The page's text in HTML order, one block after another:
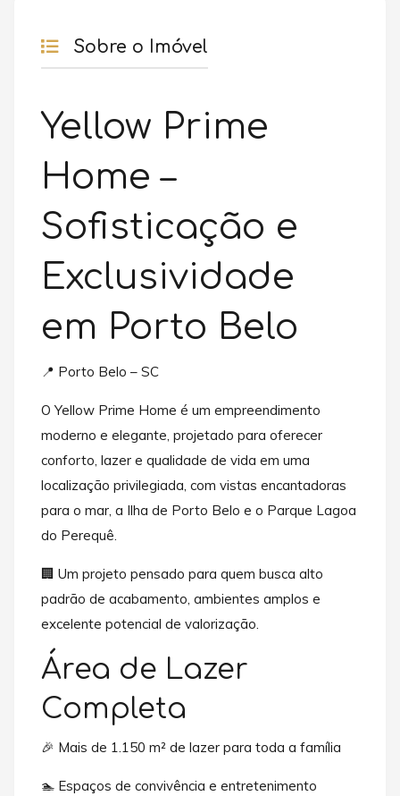
Sobre o Imóvel
Yellow Prime
Home –
Sofisticação e
Exclusividade
em Porto Belo
📍 Porto Belo – SC
O Yellow Prime Home é um empreendimento
moderno e elegante, projetado para oferecer
conforto, lazer e qualidade de vida em uma
localização privilegiada, com vistas encantadoras
para o mar, a Ilha de Porto Belo e o Parque Lagoa
do Perequê.
🏢 Um projeto pensado para quem busca alto
padrão de acabamento, ambientes amplos e
excelente potencial de valorização.
Área de Lazer
Completa
🎉 Mais de 1.150 m² de lazer para toda a família
🏊 Espaços de convivência e entretenimento